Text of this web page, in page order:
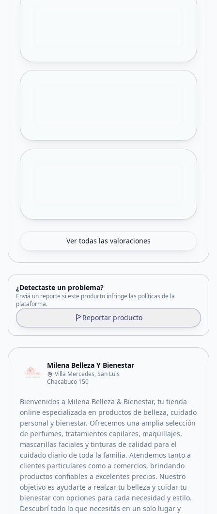
Ver todas las valoraciones
¿Detectaste un problema?
Enviá un reporte si este producto infringe las políticas de la
plataforma.
Reportar producto
Milena Belleza Y Bienestar
Villa Mercedes, San Luis
Chacabuco 150
Bienvenidos a Milena Belleza & Bienestar, tu tienda
online especializada en productos de belleza, cuidado
personal y bienestar. Ofrecemos una amplia selección
de perfumes, tratamientos capilares, maquillajes,
mascarillas faciales y tinturas de calidad para el
cuidado diario de toda la familia. Atendemos tanto a
clientes particulares como a comercios, brindando
productos confiables a excelentes precios. Nuestro
objetivo es ayudarte a realzar tu belleza y cuidar tu
bienestar con opciones para cada necesidad y estilo.
Descubrí todo lo que necesitás en un solo lugar y